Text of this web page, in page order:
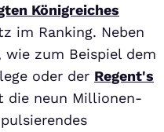
Königreiches
im Ranking. Neben
zum Beispiel dem
oder der Regent's
die neun Millionen-